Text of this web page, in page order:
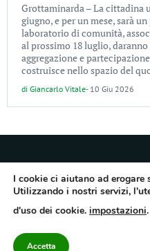
Grottaminarda – La cittadina
giugno, e per un mese, sarà
laboratorio di comunità,
al prossimo 18 luglio,
aggregazione e
costruisce nello spazio del
di Giancarlo Vitale- 10 Giu 2026
Quotidiano dell’Irpinia, a diffusione
10/9/2012. Iscritto nel Registro
Avellino – Cap.Soc. 20.000 € – REA
I cookie ci aiutano ad erogare
Utilizzando i nostri servizi,
d'uso dei cookie. impostazioni.
Accetta